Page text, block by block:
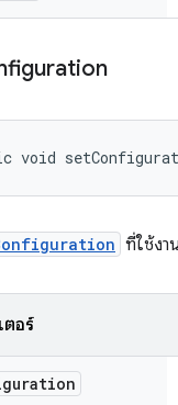
void
ที่ใช้งา
ตอร์